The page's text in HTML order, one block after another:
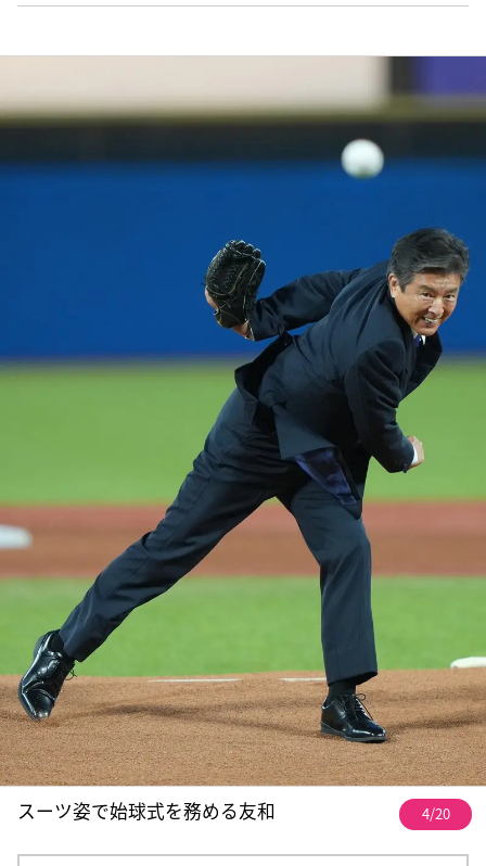
スーツ姿で始球式を務める友和 4/20